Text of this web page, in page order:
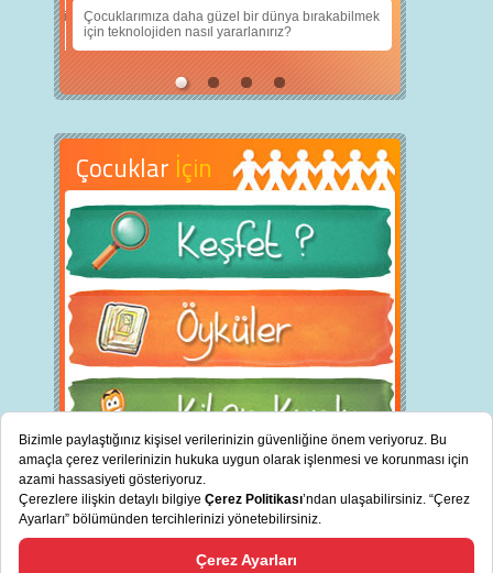
Çocuklarımıza daha güzel bir dünya bırakabilmek
için teknolojiden nasıl yararlanırız?
Çocuklar İçin